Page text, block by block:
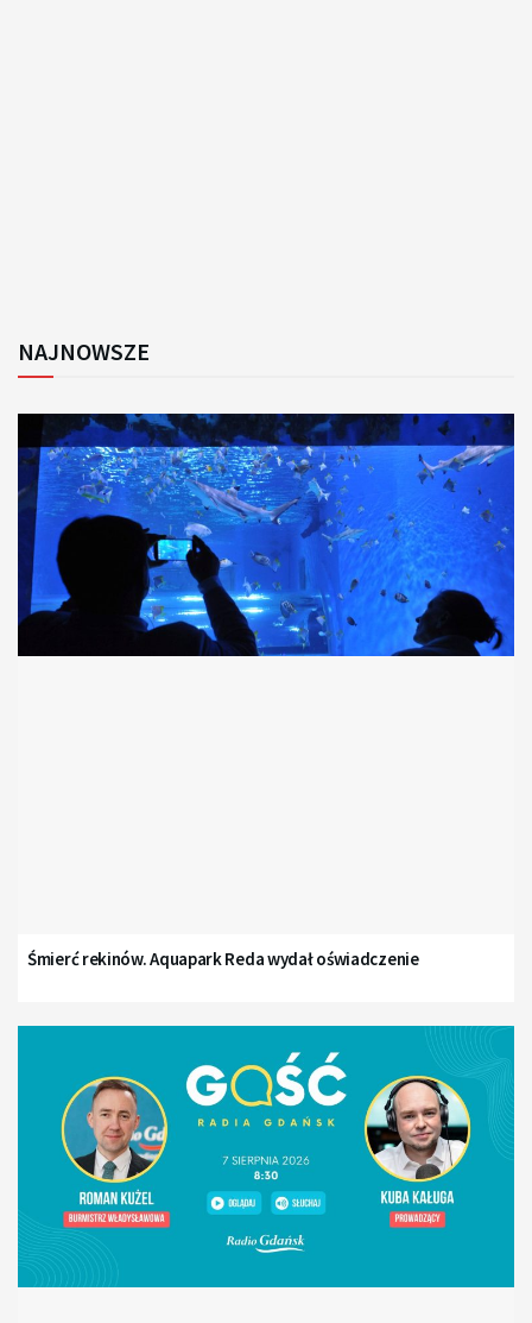
NAJNOWSZE
Śmierć rekinów. Aquapark Reda wydał oświadczenie